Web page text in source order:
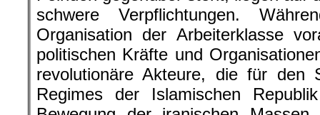
schwere Verpflichtungen.
Organisation der Arbeiterklasse
politischen Kräfte und
revolutionäre Akteure, die für den
Regimes der Islamischen